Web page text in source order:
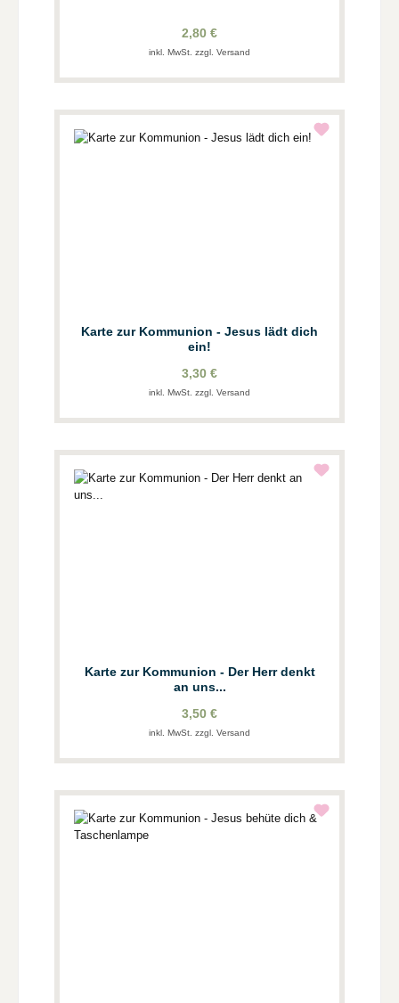
2,80 €
inkl. MwSt. zzgl. Versand
Karte zur Kommunion - Jesus lädt dich
ein!
3,30 €
inkl. MwSt. zzgl. Versand
Karte zur Kommunion - Der Herr denkt
an uns...
3,50 €
inkl. MwSt. zzgl. Versand